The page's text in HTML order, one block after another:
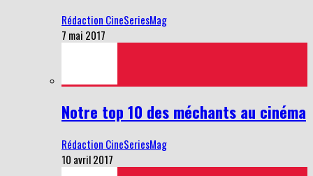
Rédaction CineSeriesMag
7 mai 2017
Notre top 10 des méchants au cinéma
Rédaction CineSeriesMag
10 avril 2017